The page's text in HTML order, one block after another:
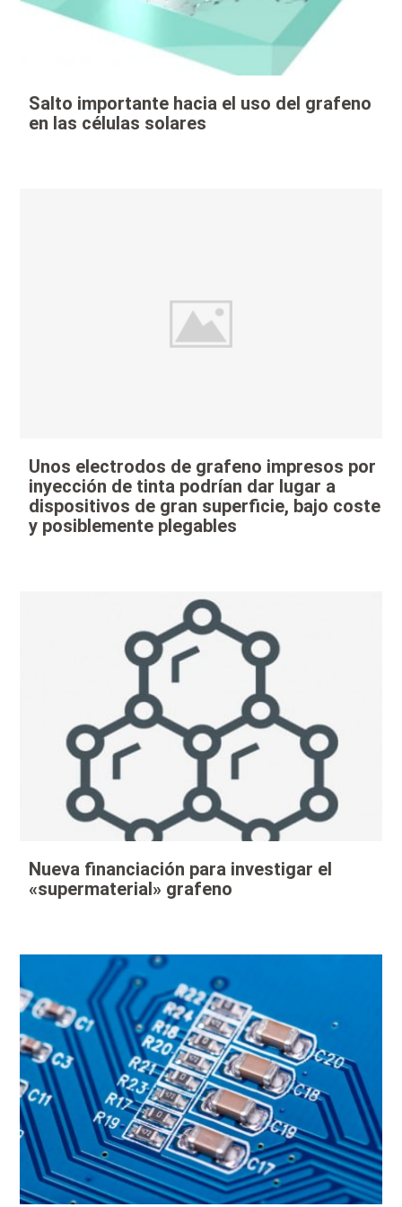
Salto importante hacia el uso del grafeno
en las células solares
Unos electrodos de grafeno impresos por
inyección de tinta podrían dar lugar a
dispositivos de gran superficie, bajo coste
y posiblemente plegables
Nueva financiación para investigar el
«supermaterial» grafeno